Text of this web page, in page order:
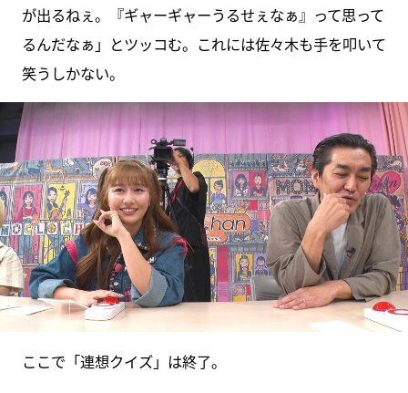
が出るねぇ。『ギャーギャーうるせぇなぁ』って思って
るんだなぁ」とツッコむ。これには佐々木も手を叩いて
笑うしかない。
ここで「連想クイズ」は終了。